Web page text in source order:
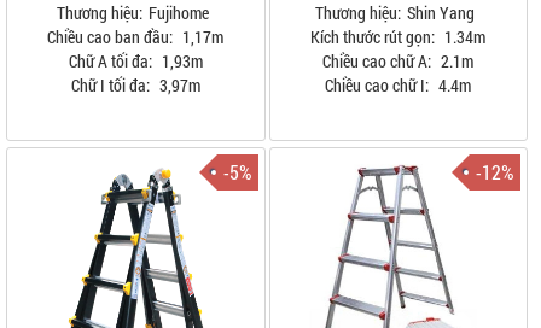
Thương hiệu: Fujihome
Chiều cao ban đầu: 1,17m
Chữ A tối đa: 1,93m
Chữ I tối đa: 3,97m
Thương hiệu: Shin Yang
Kích thước rút gọn: 1.34m
Chiều cao chữ A: 2.1m
Chiều cao chữ I: 4.4m
-5% -12%